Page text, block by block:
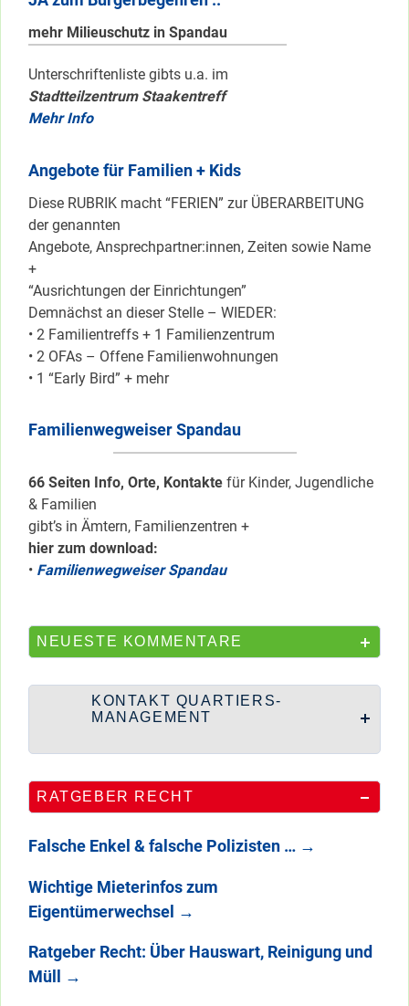
mehr Milieuschutz in Spandau
Unterschriftenliste gibts u.a. im
Stadtteilzentrum Staakentreff
Mehr Info
Angebote für Familien + Kids
Diese RUBRIK macht “FERIEN” zur ÜBERARBEITUNG
der genannten
Angebote, Ansprechpartner:innen, Zeiten sowie Name
+
“Ausrichtungen der Einrichtungen”
Demnächst an dieser Stelle – WIEDER:
• 2 Familientreffs + 1 Familienzentrum
• 2 OFAs – Offene Familienwohnungen
• 1 “Early Bird” + mehr
Familienwegweiser Spandau
66 Seiten Info, Orte, Kontakte für Kinder, Jugendliche
& Familien
gibt’s in Ämtern, Familienzentren +
hier zum download:
• Familienwegweiser Spandau
NEUESTE KOMMENTARE
KONTAKT QUARTIERS-
MANAGEMENT
RATGEBER RECHT
Falsche Enkel & falsche Polizisten … →
Wichtige Mieterinfos zum
Eigentümerwechsel →
Ratgeber Recht: Über Hauswart, Reinigung und
Müll
→